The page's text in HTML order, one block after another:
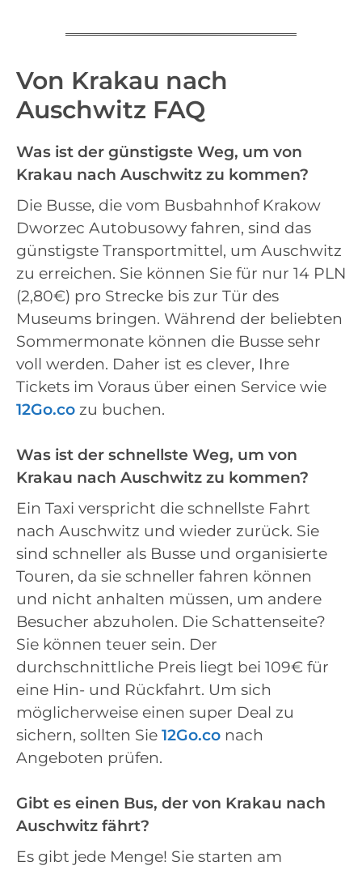
Von Krakau nach
Auschwitz FAQ
Was ist der günstigste Weg, um von
Krakau nach Auschwitz zu kommen?
Die Busse, die vom Busbahnhof Krakow
Dworzec Autobusowy fahren, sind das
günstigste Transportmittel, um Auschwitz
zu erreichen. Sie können Sie für nur 14 PLN
(2,80€) pro Strecke bis zur Tür des
Museums bringen. Während der beliebten
Sommermonate können die Busse sehr
voll werden. Daher ist es clever, Ihre
Tickets im Voraus über einen Service wie
12Go.co zu buchen.
Was ist der schnellste Weg, um von
Krakau nach Auschwitz zu kommen?
Ein Taxi verspricht die schnellste Fahrt
nach Auschwitz und wieder zurück. Sie
sind schneller als Busse und organisierte
Touren, da sie schneller fahren können
und nicht anhalten müssen, um andere
Besucher abzuholen. Die Schattenseite?
Sie können teuer sein. Der
durchschnittliche Preis liegt bei 109€ für
eine Hin- und Rückfahrt. Um sich
möglicherweise einen super Deal zu
sichern, sollten Sie 12Go.co nach
Angeboten prüfen.
Gibt es einen Bus, der von Krakau nach
Auschwitz fährt?
Es gibt jede Menge! Sie starten am